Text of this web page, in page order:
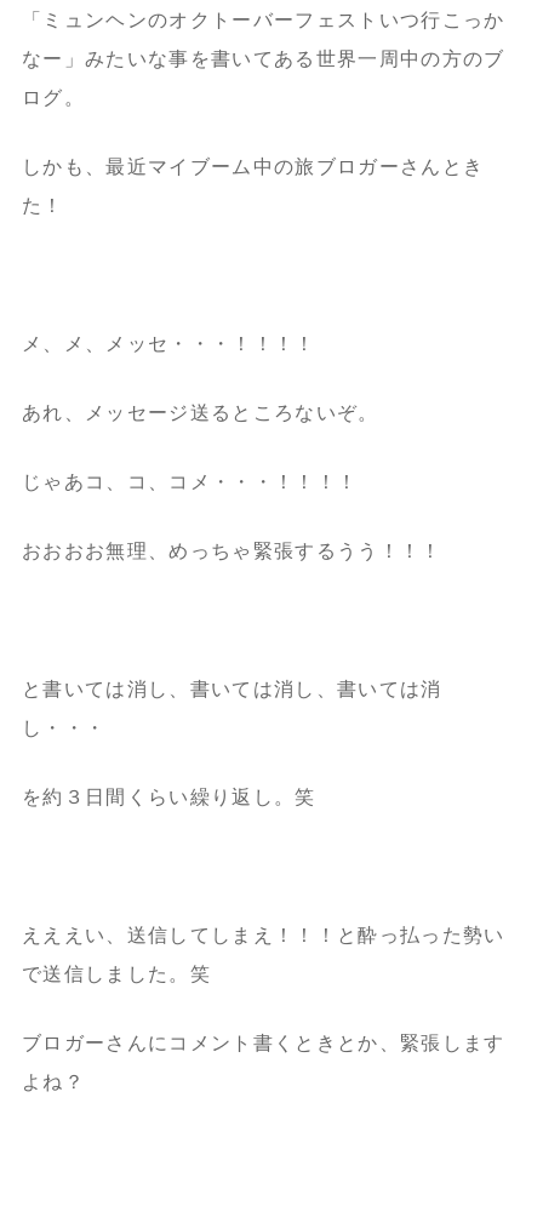
「ミュンヘンのオクトーバーフェストいつ行こっか
なー」みたいな事を書いてある世界一周中の方のブ
ログ。
しかも、最近マイブーム中の旅ブロガーさんとき
た！
メ、メ、メッセ・・・！！！！
あれ、メッセージ送るところないぞ。
じゃあコ、コ、コメ・・・！！！！
おおおお無理、めっちゃ緊張するうう！！！
と書いては消し、書いては消し、書いては消
し・・・
を約３日間くらい繰り返し。笑
えええい、送信してしまえ！！！と酔っ払った勢い
で送信しました。笑
ブロガーさんにコメント書くときとか、緊張します
よね？